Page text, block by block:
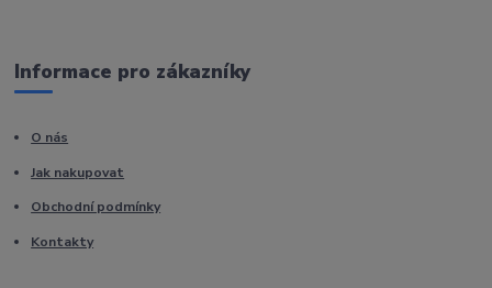
Informace pro zákazníky
O nás
Jak nakupovat
Obchodní podmínky
Kontakty